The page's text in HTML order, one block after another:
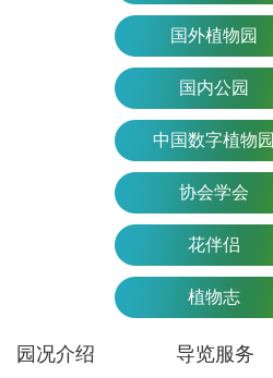
国外植物园
国内公园
中国数字植物园
协会学会
花伴侣
植物志
园况介绍 导览服务